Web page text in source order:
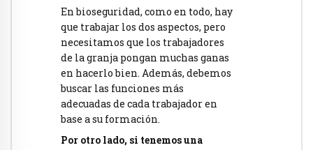
En bioseguridad, como en todo, hay
que trabajar los dos aspectos, pero
necesitamos que los trabajadores
de la granja pongan muchas ganas
en hacerlo bien. Además, debemos
buscar las funciones más
adecuadas de cada trabajador en
base a su formación.
Por otro lado, si tenemos una